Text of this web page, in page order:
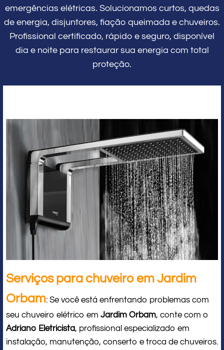
emergências elétricas. Solucionamos curtos, quedas
de energia, disjuntores, fiação queimada e chuveiros.
Profissional certificado, rápido e seguro, disponível
dia e noite para restaurar sua energia com total
proteção.
Serviços para chuveiro em Jardim
Orbam: Se você está enfrentando problemas com
seu chuveiro elétrico em Jardim Orbam, conte com o
Adriano Eletricista, profissional especializado em
instalação, manutenção, conserto e troca de chuveiros.